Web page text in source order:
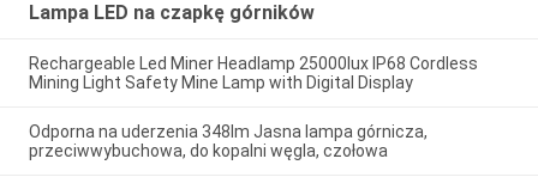
Lampa LED na czapkę górników
Rechargeable Led Miner Headlamp 25000lux IP68 Cordless
Mining Light Safety Mine Lamp with Digital Display
Odporna na uderzenia 348lm Jasna lampa górnicza,
przeciwwybuchowa, do kopalni węgla, czołowa